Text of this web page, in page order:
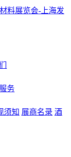
务
须知 展商名录 酒